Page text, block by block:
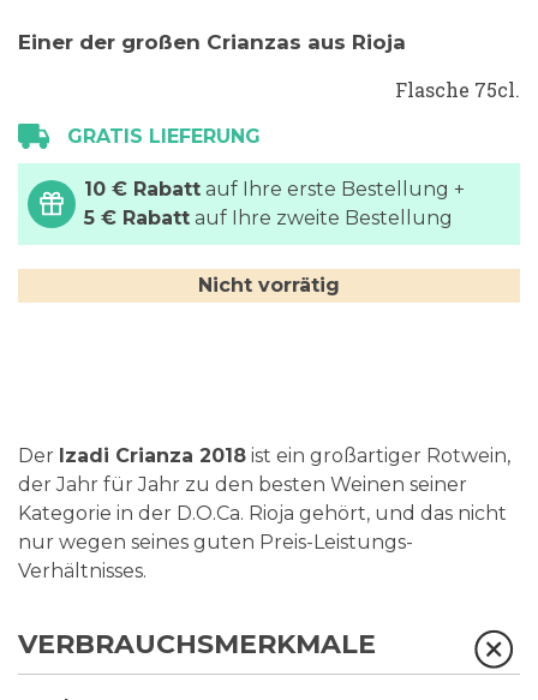
der
Einer der großen Crianzas aus Rioja
Flasche 75cl.
GRATIS LIEFERUNG
10 € Rabatt auf Ihre erste Bestellung +
5 € Rabatt auf Ihre zweite Bestellung
Nicht vorrätig
Der Izadi Crianza 2018 ist ein großartiger Rotwein,
der Jahr für Jahr zu den besten Weinen seiner
Kategorie in der D.O.Ca. Rioja gehört, und das nicht
nur wegen seines guten Preis-Leistungs-
Verhältnisses.
VERBRAUCHSMERKMALE